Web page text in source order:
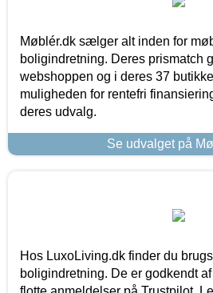
Møblér.dk sælger alt inden for
boligindretning. Deres prismatch
webshoppen og i deres 37
muligheden for rentefri
deres udvalg.
Se udvalget på
Hos LuxoLiving.dk finder du
boligindretning. De er godkendt